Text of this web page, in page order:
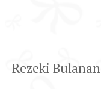
Rezeki Bulanan